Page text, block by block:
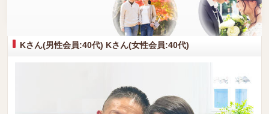
Kさん(男性会員:40代) Kさん(女性会員:40代)